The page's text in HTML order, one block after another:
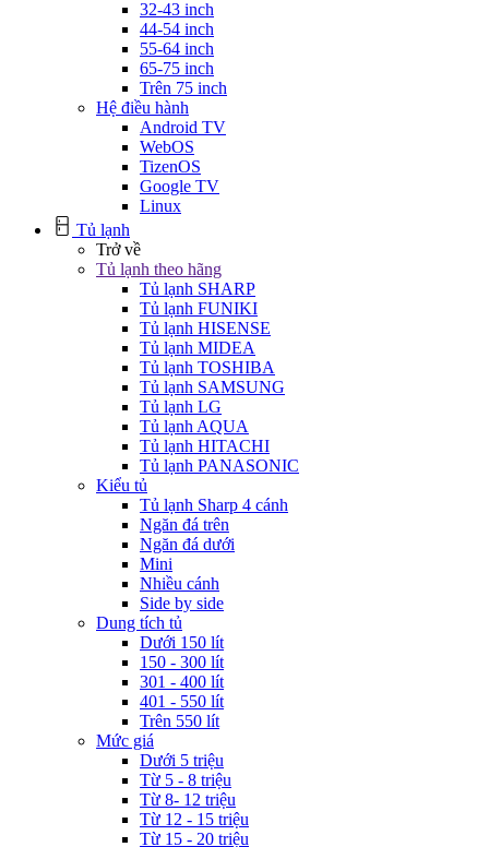
32-43 inch
44-54 inch
55-64 inch
65-75 inch
Trên 75 inch
Hệ điều hành
Android TV
WebOS
TizenOS
Google TV
Linux
Tủ lạnh
Trở về
Tủ lạnh theo hãng
Tủ lạnh SHARP
Tủ lạnh FUNIKI
Tủ lạnh HISENSE
Tủ lạnh MIDEA
Tủ lạnh TOSHIBA
Tủ lạnh SAMSUNG
Tủ lạnh LG
Tủ lạnh AQUA
Tủ lạnh HITACHI
Tủ lạnh PANASONIC
Kiểu tủ
Tủ lạnh Sharp 4 cánh
Ngăn đá trên
Ngăn đá dưới
Mini
Nhiều cánh
Side by side
Dung tích tủ
Dưới 150 lít
150 - 300 lít
301 - 400 lít
401 - 550 lít
Trên 550 lít
Mức giá
Dưới 5 triệu
Từ 5 - 8 triệu
Từ 8- 12 triệu
Từ 12 - 15 triệu
Từ 15 - 20 triệu